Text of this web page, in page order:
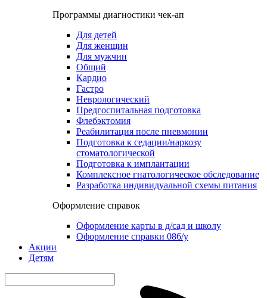
Программы диагностики чек-ап
Для детей
Для женщин
Для мужчин
Общий
Кардио
Гастро
Неврологический
Предгоспитальная подготовка
Флебэктомия
Реабилитация после пневмонии
Подготовка к седации/наркозу
стоматологической
Подготовка к имплантации
Комплексное гнатологическое обследование
Разработка индивидуальной схемы питания
Оформление справок
Оформление карты в д/сад и школу
Оформление справки 086/у
Акции
Детям